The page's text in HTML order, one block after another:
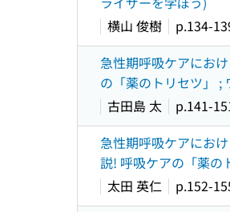
横山 俊樹
p.134-
急性期呼吸ケアにお
の「薬のトリセツ」 ;
古田島 太
p.141-
急性期呼吸ケアにお
説! 呼吸ケアの「薬の
太田 英仁
p.152-